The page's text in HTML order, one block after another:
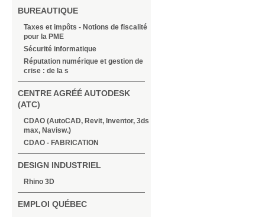
BUREAUTIQUE
Taxes et impôts - Notions de fiscalité
pour la PME
Sécurité informatique
Réputation numérique et gestion de
crise : de la s
CENTRE AGRÉÉ AUTODESK
(ATC)
CDAO (AutoCAD, Revit, Inventor, 3ds
max, Navisw.)
CDAO - FABRICATION
DESIGN INDUSTRIEL
Rhino 3D
EMPLOI QUÉBEC